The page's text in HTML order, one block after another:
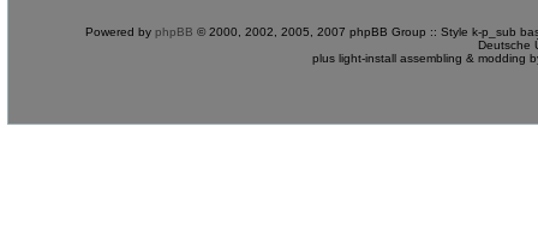
Powered by phpBB © 2000, 2002, 2005, 2007 phpBB Group :: Style k-p_sub
Deutsche
plus light-install assembling & modding